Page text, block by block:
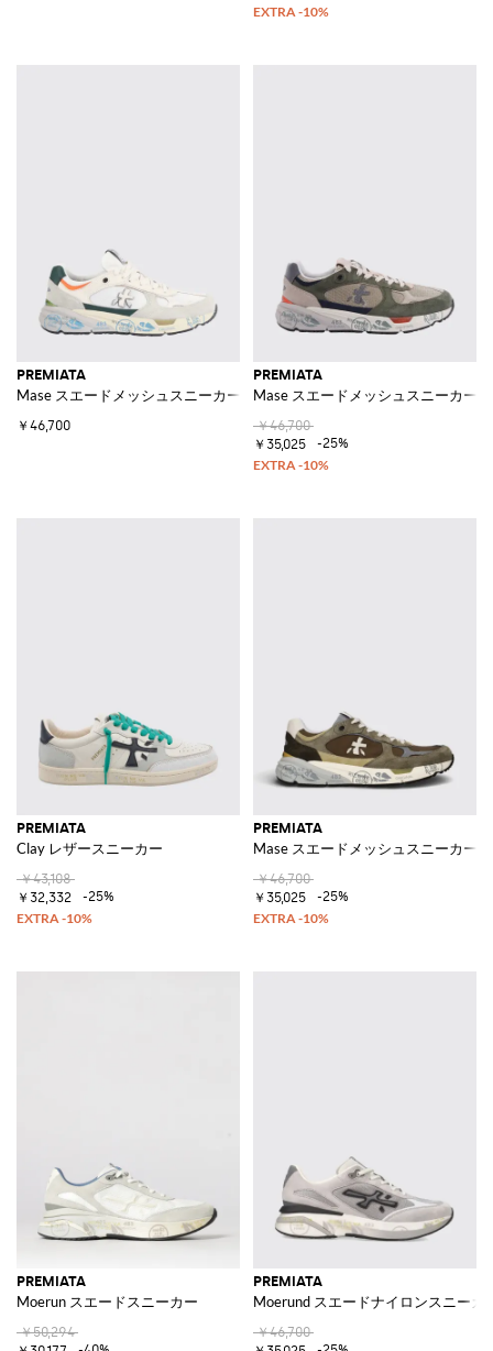
PREMIATA
Mase スエードメッシュスニーカー
￥46,700
PREMIATA
Mase スエードメッシュスニーカー
￥46,700
￥35,025
-25%
PREMIATA
Clay レザースニーカー
￥43,108
￥32,332
-25%
PREMIATA
Mase スエードメッシュスニーカー
￥46,700
￥35,025
-25%
PREMIATA
Moerun スエードスニーカー
￥50,294
PREMIATA
Moerund スエードナイロンスニーカ
￥46,700